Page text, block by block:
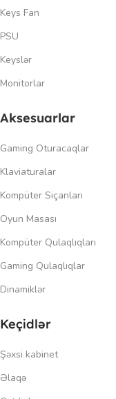
Keys Fan
PSU
Keyslər
Monitorlar
Aksesuarlar
Gaming Oturacaqlar
Klaviaturalar
Kompüter Siçanları
Oyun Masası
Kompüter Qulaqlıqları
Gaming Qulaqlıqlar
Dinamiklər
Keçidlər
Şəxsi kabinet
Əlaqə